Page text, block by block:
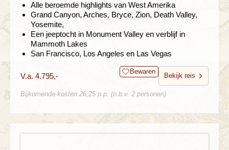
Alle beroemde highlights van West Amerika
Grand Canyon, Arches, Bryce, Zion, Death Valley,
Yosemite,
Een jeeptocht in Monument Valley en verblijf in
Mammoth Lakes
San Francisco, Los Angeles en Las Vegas
V.a. 4.795,- Bewaren
Bekijk reis
Bijkomende kosten 26,25 p.p. (o.b.v. 2 personen)